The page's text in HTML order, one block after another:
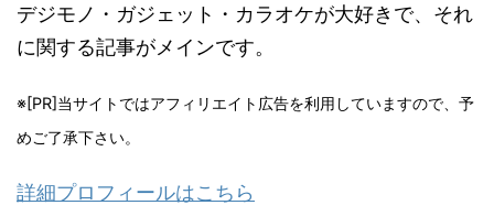
デジモノ・ガジェット・カラオケが大好きで、それ
に関する記事がメインです。
※[PR]当サイトではアフィリエイト広告を利用していますので、予
めご了承下さい。
詳細プロフィールはこちら